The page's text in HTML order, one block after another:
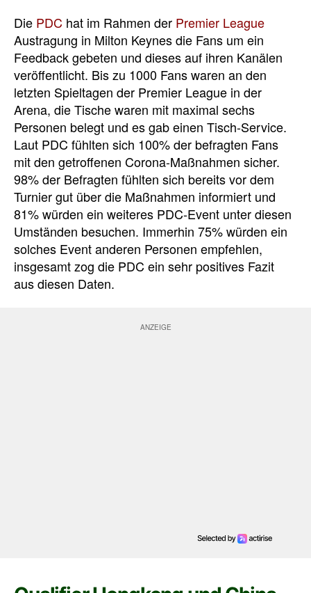
Die PDC hat im Rahmen der Premier League
Austragung in Milton Keynes die Fans um ein
Feedback gebeten und dieses auf ihren Kanälen
veröffentlicht. Bis zu 1000 Fans waren an den
letzten Spieltagen der Premier League in der
Arena, die Tische waren mit maximal sechs
Personen belegt und es gab einen Tisch-Service.
Laut PDC fühlten sich 100% der befragten Fans
mit den getroffenen Corona-Maßnahmen sicher.
98% der Befragten fühlten sich bereits vor dem
Turnier gut über die Maßnahmen informiert und
81% würden ein weiteres PDC-Event unter diesen
Umständen besuchen. Immerhin 75% würden ein
solches Event anderen Personen empfehlen,
insgesamt zog die PDC ein sehr positives Fazit
aus diesen Daten.